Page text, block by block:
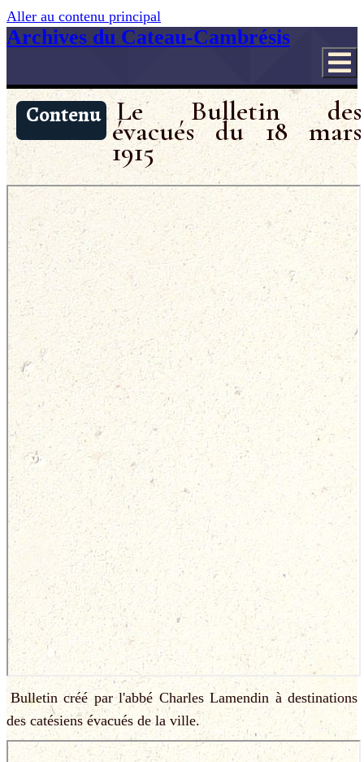
Aller au contenu principal
Archives du Cateau-Cambrésis
Contenu Le Bulletin des
évacués du 18 mars
1915
Bulletin créé par l'abbé Charles Lamendin à destinations
des catésiens évacués de la ville.